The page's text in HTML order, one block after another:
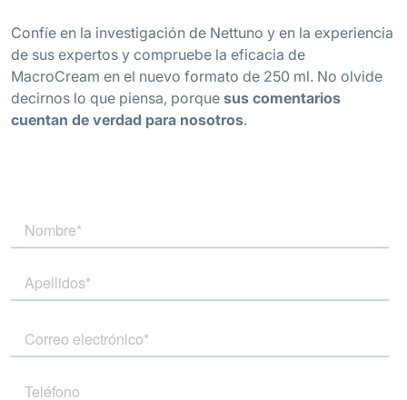
Confíe en la investigación de Nettuno y en la experiencia
de sus expertos y compruebe la eficacia de
MacroCream en el nuevo formato de 250 ml. No olvide
decirnos lo que piensa, porque sus comentarios
cuentan de verdad para nosotros.